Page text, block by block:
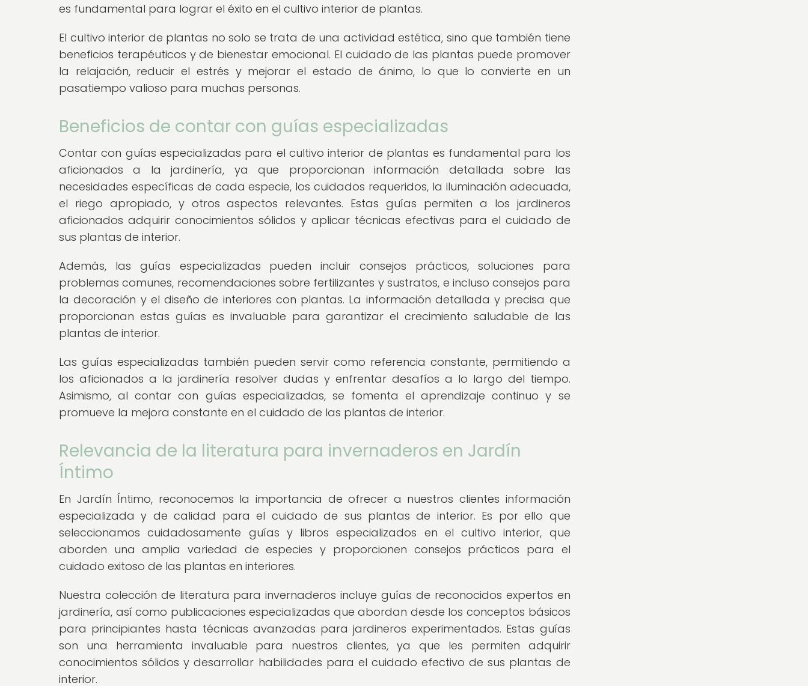
es fundamental para lograr el éxito en el cultivo interior de plantas.
El cultivo interior de plantas no solo se trata de una actividad estética, sino que también tiene
beneficios terapéuticos y de bienestar emocional. El cuidado de las plantas puede promover
la relajación, reducir el estrés y mejorar el estado de ánimo, lo que lo convierte en un
pasatiempo valioso para muchas personas.
Beneficios de contar con guías especializadas
Contar con guías especializadas para el cultivo interior de plantas es fundamental para los
aficionados a la jardinería, ya que proporcionan información detallada sobre las
necesidades específicas de cada especie, los cuidados requeridos, la iluminación adecuada,
el riego apropiado, y otros aspectos relevantes. Estas guías permiten a los jardineros
aficionados adquirir conocimientos sólidos y aplicar técnicas efectivas para el cuidado de
sus plantas de interior.
Además, las guías especializadas pueden incluir consejos prácticos, soluciones para
problemas comunes, recomendaciones sobre fertilizantes y sustratos, e incluso consejos para
la decoración y el diseño de interiores con plantas. La información detallada y precisa que
proporcionan estas guías es invaluable para garantizar el crecimiento saludable de las
plantas de interior.
Las guías especializadas también pueden servir como referencia constante, permitiendo a
los aficionados a la jardinería resolver dudas y enfrentar desafíos a lo largo del tiempo.
Asimismo, al contar con guías especializadas, se fomenta el aprendizaje continuo y se
promueve la mejora constante en el cuidado de las plantas de interior.
Relevancia de la literatura para invernaderos en Jardín
Íntimo
En Jardín Íntimo, reconocemos la importancia de ofrecer a nuestros clientes información
especializada y de calidad para el cuidado de sus plantas de interior. Es por ello que
seleccionamos cuidadosamente guías y libros especializados en el cultivo interior, que
aborden una amplia variedad de especies y proporcionen consejos prácticos para el
cuidado exitoso de las plantas en interiores.
Nuestra colección de literatura para invernaderos incluye guías de reconocidos expertos en
jardinería, así como publicaciones especializadas que abordan desde los conceptos básicos
para principiantes hasta técnicas avanzadas para jardineros experimentados. Estas guías
son una herramienta invaluable para nuestros clientes, ya que les permiten adquirir
conocimientos sólidos y desarrollar habilidades para el cuidado efectivo de sus plantas de
interior.